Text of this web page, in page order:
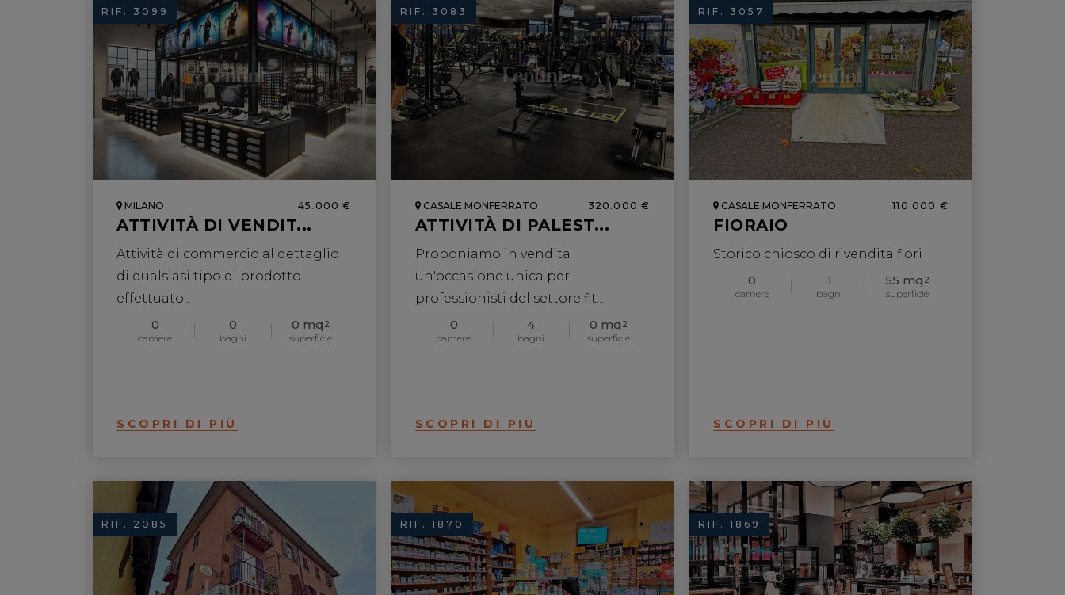
RIF. 3099
MILANO 45.000 €
ATTIVITÀ DI VENDIT...
Attività di commercio al dettaglio
di qualsiasi tipo di prodotto
effettuato...
0
camere
0
bagni
0 mq 2
superficie
SCOPRI DI PIÙ
RIF. 3083
CASALE MONFERRATO 320.000 €
ATTIVITÀ DI PALEST...
Proponiamo in vendita
un'occasione unica per
professionisti del settore fit...
0
camere
4
bagni
0 mq 2
superficie
SCOPRI DI PIÙ
RIF. 3057
CASALE MONFERRATO 110.000 €
FIORAIO
Storico chiosco di rivendita fiori
0
camere
1
bagni
55 mq 2
superficie
SCOPRI DI PIÙ
RIF. 2085 RIF. 1870 RIF. 1869